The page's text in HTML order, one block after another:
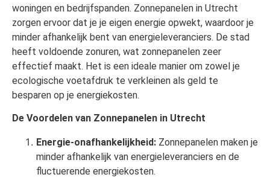
woningen en bedrijfspanden. Zonnepanelen in Utrecht
zorgen ervoor dat je je eigen energie opwekt, waardoor je
minder afhankelijk bent van energieleveranciers. De stad
heeft voldoende zonuren, wat zonnepanelen zeer
effectief maakt. Het is een ideale manier om zowel je
ecologische voetafdruk te verkleinen als geld te
besparen op je energiekosten.
De Voordelen van Zonnepanelen in Utrecht
Energie-onafhankelijkheid: Zonnepanelen maken je
minder afhankelijk van energieleveranciers en de
fluctuerende energiekosten.